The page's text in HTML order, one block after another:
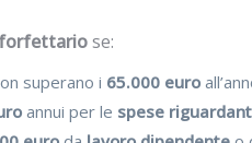
se:
superano i 65.000 euro
annui per le spese